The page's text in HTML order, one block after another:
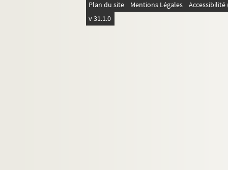
Plan du site Mentions Légales
v 31.1.0